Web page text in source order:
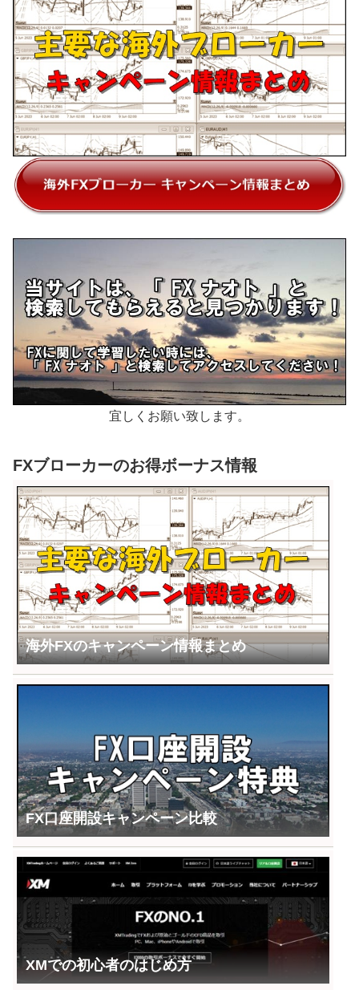
宜しくお願い致します。
FXブローカーのお得ボーナス情報
海外FXのキャンペーン情報まとめ
FX口座開設キャンペーン比較
XMでの初心者のはじめ方